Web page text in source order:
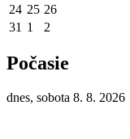
24 25 26
31 1 2
Počasie
dnes, sobota 8. 8. 2026